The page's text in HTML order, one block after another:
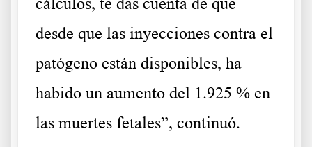
cálculos, te das cuenta de que
desde que las inyecciones contra el
patógeno están disponibles, ha
habido un aumento del 1.925 % en
las muertes fetales”, continuó.